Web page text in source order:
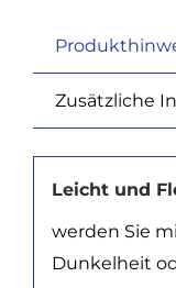
Zusätzliche
Leicht und
werden Sie
Dunkelheit